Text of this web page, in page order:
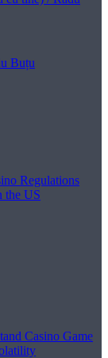
Buțu
Regulations
the US
Casino Game